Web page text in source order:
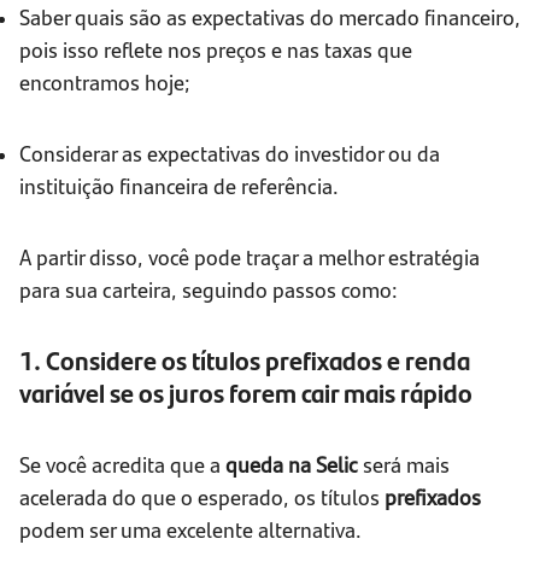
Saber quais são as expectativas do mercado financeiro,
pois isso reflete nos preços e nas taxas que
encontramos hoje;
Considerar as expectativas do investidor ou da
instituição financeira de referência.
A partir disso, você pode traçar a melhor estratégia
para sua carteira, seguindo passos como:
1. Considere os títulos prefixados e renda
variável se os juros forem cair mais rápido
Se você acredita que a queda na Selic será mais
acelerada do que o esperado, os títulos prefixados
podem ser uma excelente alternativa.